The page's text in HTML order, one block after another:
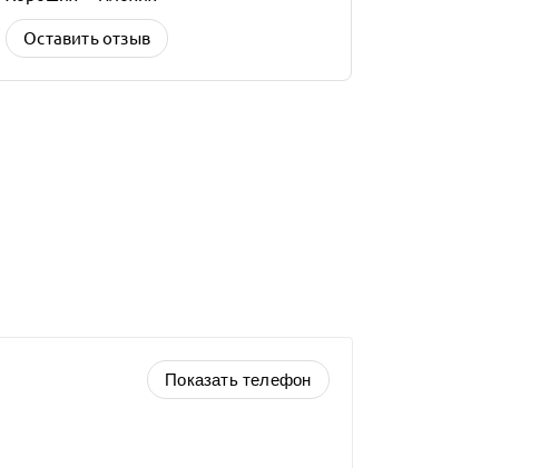
Оставить отзыв
Показать телефон